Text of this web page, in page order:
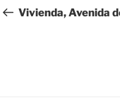
de
anterior:
Vivienda, Avenida